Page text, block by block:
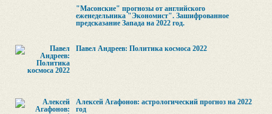
"Масонские" прогнозы от английского
еженедельника "Экономист". Зашифрованное
предсказание Запада на 2022 год.
Павел Андреев: Политика космоса 2022
Алексей Агафонов: астрологический прогноз на 2022
год